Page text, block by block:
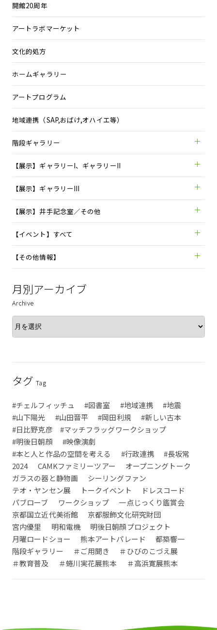
開館20周年
アートラボマーケット
文化的処方
ホームギャラリー
アートプログラム
地域連携（SAP,おばけ,オハイエ等）
階段ギャラリー
【展示】ギャラリーI、ギャラリーII
【展示】ギャラリーIII
【展示】井手記念室／その他
【イベント】すべて
【その他情報】
月別アーカイブ
Archive
タグTag
#チェルフィッチュ #図書室 #地域連携
#地震
#山下陽光
#山田晋平 #岡田利規
#新しい古本
#日比野克彦 #マッチフラッグワークショップ
#明後日朝顔
#映像演劇
#本と人と作品の空間を考える
#行政連携
#長坂常
2024
CAMKファミリーツアー
オープニングトーク
ガラスの器と静物画
シーリングファン
テオ・ヤンセン展
トークイベント
ドレスコード
パブローブ
ワークショップ
一点じっくり鑑賞会
京都国立近代美術館
京都服飾文化研究財団
宮内優里
明和電機
明後日朝顔プロジェクト
月曜ロードショー
熊本アートパレード
都築響一
階段ギャラリー
＃ご用聞き
＃ひびのこづえ展
＃教育普及
＃蜷川実花展熊本 ＃高浜寛展熊本